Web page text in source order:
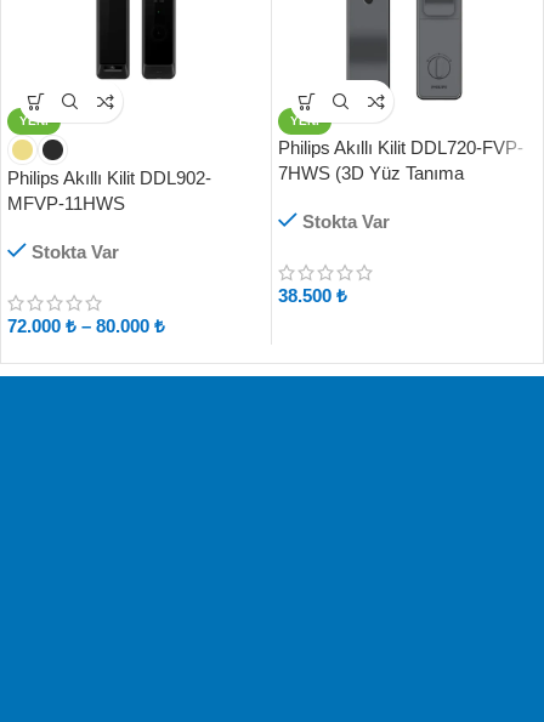
YENI
Philips Akıllı Kilit DDL902-
MFVP-11HWS
Stokta Var
72.000 ₺ – 80.000 ₺
YENI
Philips Akıllı Kilit DDL720-FVP-
7HWS (3D Yüz Tanıma
Stokta Var
38.500 ₺